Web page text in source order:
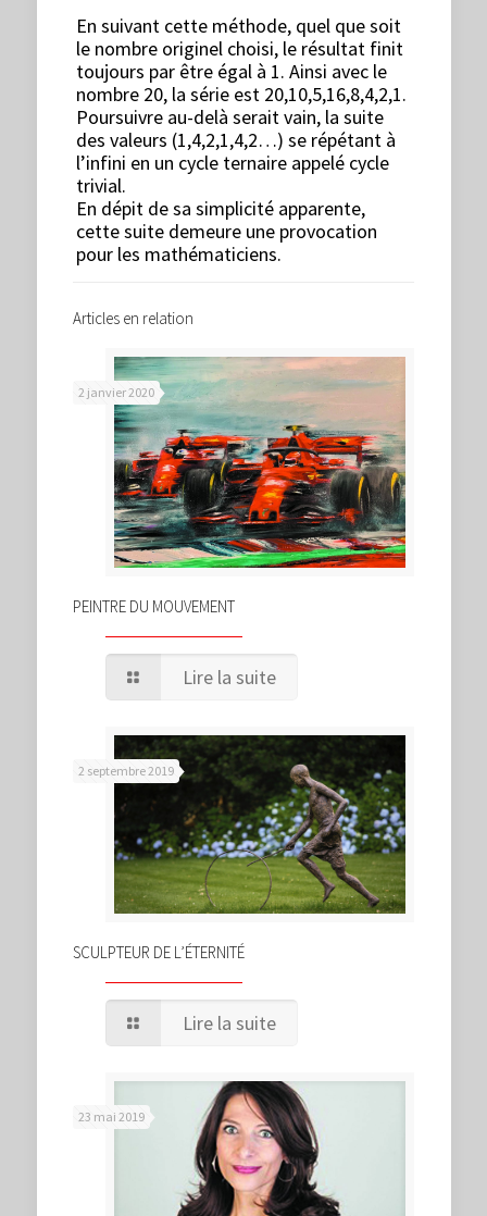
En suivant cette méthode, quel que soit
le nombre originel choisi, le résultat finit
toujours par être égal à 1. Ainsi avec le
nombre 20, la série est 20,10,5,16,8,4,2,1.
Poursuivre au-delà serait vain, la suite
des valeurs (1,4,2,1,4,2…) se répétant à
l’infini en un cycle ternaire appelé cycle
trivial.
En dépit de sa simplicité apparente,
cette suite demeure une provocation
pour les mathématiciens.
Articles en relation
2 janvier 2020
PEINTRE DU MOUVEMENT
Lire la suite
2 septembre 2019
SCULPTEUR DE L’ÉTERNITÉ
Lire la suite
23 mai 2019